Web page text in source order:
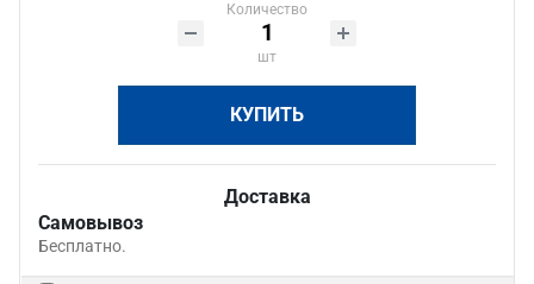
Количество
шт
КУПИТЬ
Доставка
Самовывоз
Бесплатно.